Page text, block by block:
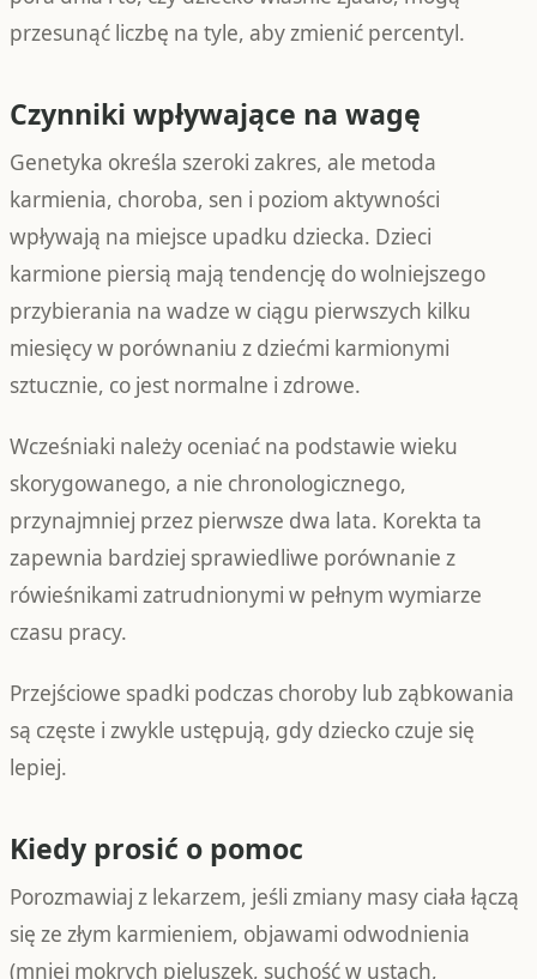
przesunąć liczbę na tyle, aby zmienić percentyl.
Czynniki wpływające na wagę
Genetyka określa szeroki zakres, ale metoda
karmienia, choroba, sen i poziom aktywności
wpływają na miejsce upadku dziecka. Dzieci
karmione piersią mają tendencję do wolniejszego
przybierania na wadze w ciągu pierwszych kilku
miesięcy w porównaniu z dziećmi karmionymi
sztucznie, co jest normalne i zdrowe.
Wcześniaki należy oceniać na podstawie wieku
skorygowanego, a nie chronologicznego,
przynajmniej przez pierwsze dwa lata. Korekta ta
zapewnia bardziej sprawiedliwe porównanie z
rówieśnikami zatrudnionymi w pełnym wymiarze
czasu pracy.
Przejściowe spadki podczas choroby lub ząbkowania
są częste i zwykle ustępują, gdy dziecko czuje się
lepiej.
Kiedy prosić o pomoc
Porozmawiaj z lekarzem, jeśli zmiany masy ciała łączą
się ze złym karmieniem, objawami odwodnienia
(mniej mokrych pieluszek, suchość w ustach,